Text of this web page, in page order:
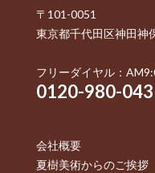
〒101-0051
東京都千代田区神田神
フリーダイヤル：
0120-980-043
会社概要
夏樹美術からのご挨拶